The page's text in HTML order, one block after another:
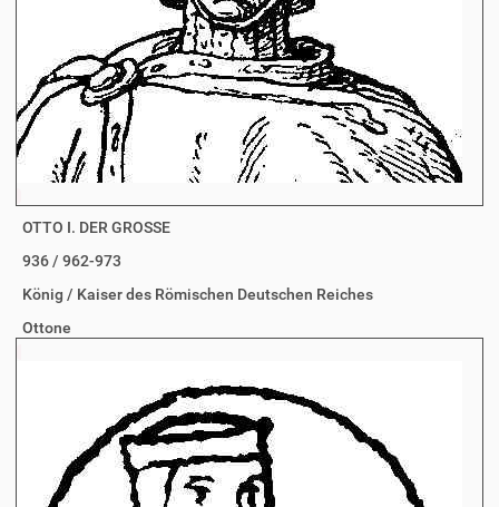
OTTO I. DER GROSSE
936 / 962-973
König / Kaiser des Römischen Deutschen Reiches
Ottone